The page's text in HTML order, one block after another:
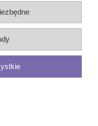
łatwego czyszczenia
Tex, co potwierdza jej